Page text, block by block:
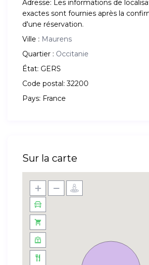
Adresse: Les informations de
exactes sont fournies après la
d'une réservation.
Ville : Maurens
Quartier : Occitanie
État: GERS
Code postal: 32200
Pays: France
Sur la carte